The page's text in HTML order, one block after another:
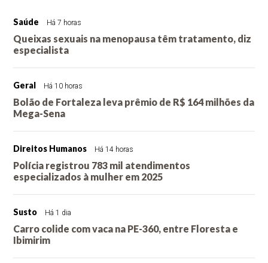
Saúde Há 7 horas
Queixas sexuais na menopausa têm tratamento, diz
especialista
Geral Há 10 horas
Bolão de Fortaleza leva prêmio de R$ 164 milhões da
Mega-Sena
Direitos Humanos Há 14 horas
Polícia registrou 783 mil atendimentos
especializados à mulher em 2025
Susto Há 1 dia
Carro colide com vaca na PE-360, entre Floresta e
Ibimirim